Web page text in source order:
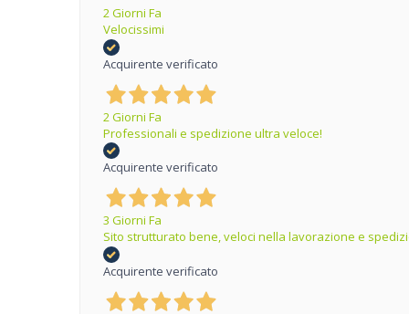
2 Giorni Fa
Velocissimi
Acquirente verificato
2 Giorni Fa
Professionali e spedizione ultra veloce!
Acquirente verificato
3 Giorni Fa
Sito strutturato bene, veloci nella lavorazione e
Acquirente verificato